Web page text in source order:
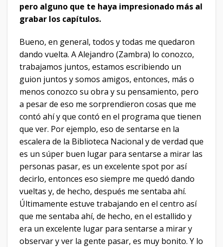
pero alguno que te haya impresionado más al
grabar los capítulos.
Bueno, en general, todos y todas me quedaron
dando vuelta. A Alejandro (Zambra) lo conozco,
trabajamos juntos, estamos escribiendo un
guion juntos y somos amigos, entonces, más o
menos conozco su obra y su pensamiento, pero
a pesar de eso me sorprendieron cosas que me
contó ahí y que contó en el programa que tienen
que ver. Por ejemplo, eso de sentarse en la
escalera de la Biblioteca Nacional y de verdad que
es un súper buen lugar para sentarse a mirar las
personas pasar, es un excelente spot por así
decirlo, entonces eso siempre me quedó dando
vueltas y, de hecho, después me sentaba ahí.
Últimamente estuve trabajando en el centro así
que me sentaba ahí, de hecho, en el estallido y
era un excelente lugar para sentarse a mirar y
observar y ver la gente pasar, es muy bonito. Y lo